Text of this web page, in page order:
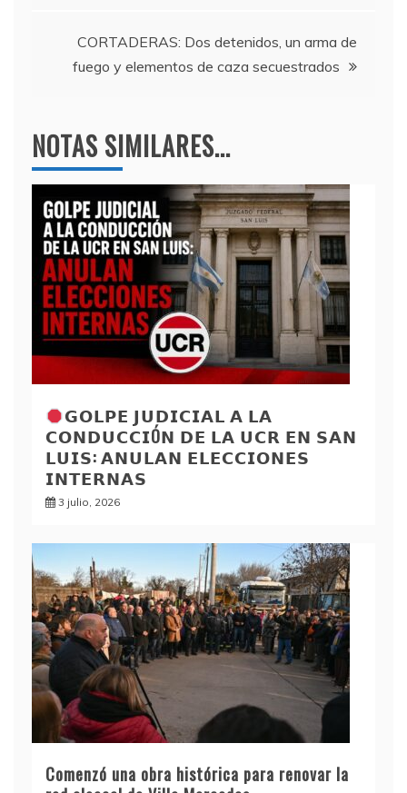
k
entradas
CORTADERAS: Dos detenidos, un arma de
fuego y elementos de caza secuestrados
NOTAS SIMILARES...
𝗚𝗢𝗟𝗣𝗘 𝗝𝗨𝗗𝗜𝗖𝗜𝗔𝗟 𝗔 𝗟𝗔
𝗖𝗢𝗡𝗗𝗨𝗖𝗖𝗜Ó𝗡 𝗗𝗘 𝗟𝗔 𝗨𝗖𝗥 𝗘𝗡 𝗦𝗔𝗡
𝗟𝗨𝗜𝗦: 𝗔𝗡𝗨𝗟𝗔𝗡 𝗘𝗟𝗘𝗖𝗖𝗜𝗢𝗡𝗘𝗦
𝗜𝗡𝗧𝗘𝗥𝗡𝗔𝗦
3 julio, 2026
Comenzó una obra histórica para renovar la